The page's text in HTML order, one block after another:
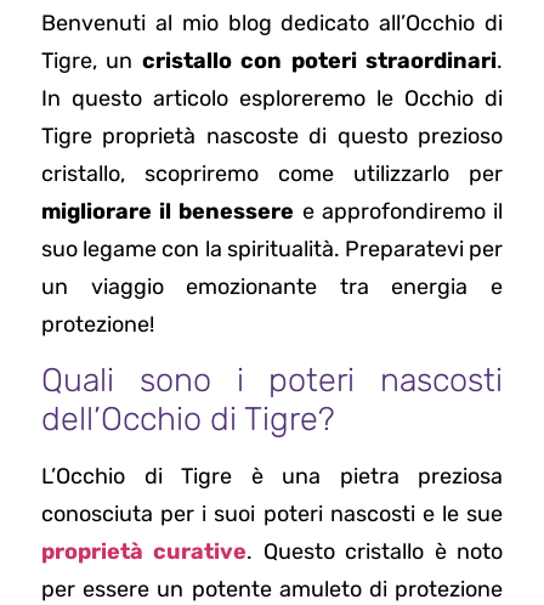
Benvenuti al mio blog dedicato all’Occhio di
Tigre, un cristallo con poteri straordinari.
In questo articolo esploreremo le Occhio di
Tigre proprietà nascoste di questo prezioso
cristallo, scopriremo come utilizzarlo per
migliorare il benessere e approfondiremo il
suo legame con la spiritualità. Preparatevi per
un viaggio emozionante tra energia e
protezione!
Quali sono i poteri nascosti
dell’Occhio di Tigre?
L’Occhio di Tigre è una pietra preziosa
conosciuta per i suoi poteri nascosti e le sue
proprietà curative. Questo cristallo è noto
per essere un potente amuleto di protezione